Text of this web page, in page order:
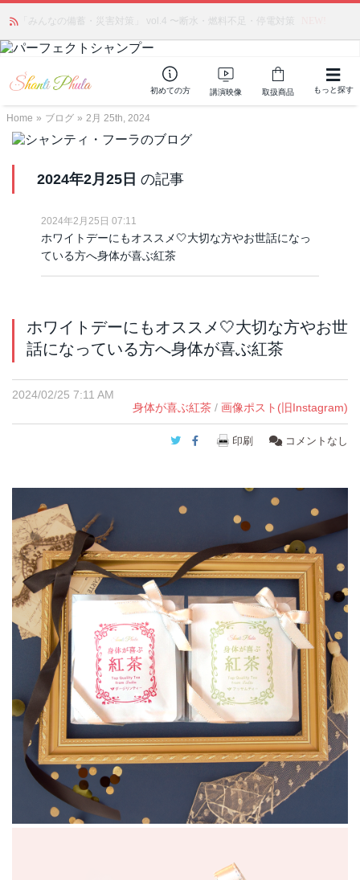
かつて愛されていた人気商品が復活！夏場に活躍するジェルクリーム「アク
アサーキュレーション」💖🏖️ 8月末までの購入でポイント還元も✨
初めての方 講演映像 取扱商品 もっと探す
Home » ブログ » 2月 25th, 2024
2024年2月25日 の記事
2024年2月25日 07:11
ホワイトデーにもオススメ🤍大切な方やお世話になっ
ている方へ身体が喜ぶ紅茶
ホワイトデーにもオススメ🤍大切な方やお世
話になっている方へ身体が喜ぶ紅茶
2024/02/25 7:11 AM
身体が喜ぶ紅茶 / 画像ポスト(旧Instagram)
Twitter
Facebook
印刷 コメントなし